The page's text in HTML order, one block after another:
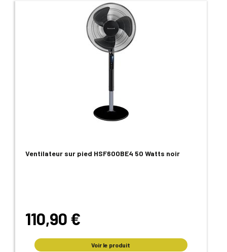
Ventilateur sur pied HSF600BE4 50 Watts noir
110,90 €
Voir le produit